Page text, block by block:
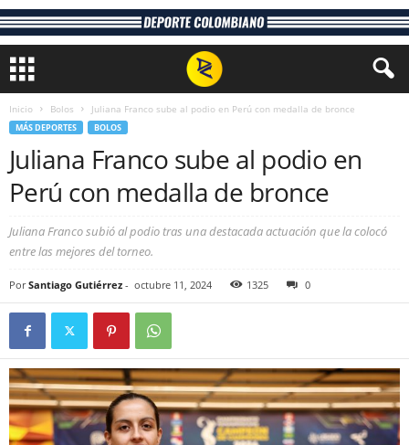
Inicio Bolos Juliana Franco sube al podio en Perú con medalla de bronce
MÁS DEPORTES BOLOS
Juliana Franco sube al podio en
Perú con medalla de bronce
Juliana Franco subió al podio tras una destacada actuación que la colocó
entre las mejores del torneo.
Por Santiago Gutiérrez - octubre 11, 2024 1325 0